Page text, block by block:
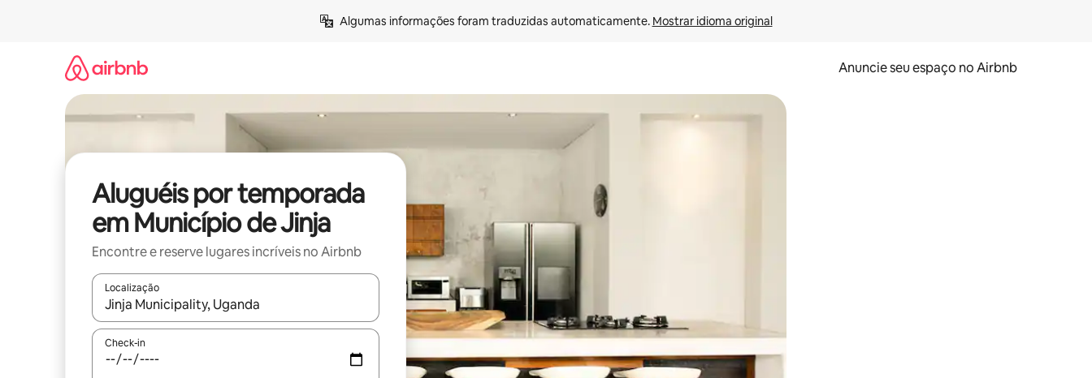
Algumas informações foram traduzidas automaticamente. Mostrar idioma original
Anuncie seu espaço no Airbnb
Aluguéis por temporada
em Município de Jinja
Encontre e reserve lugares incríveis no Airbnb
Localização
Quando os resultados estiverem disponíveis, explore-os usando as seta para cima e para baixo do teclado ou tocando e deslizando o dedo na tela.
Check-in